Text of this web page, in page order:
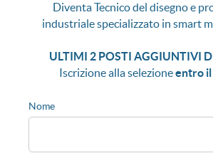
Diventa Tecnico del disegno e
industriale specializzato in smart
ULTIMI 2 POSTI AGGIUNTIVI
Iscrizione alla selezioneentro il
Nome